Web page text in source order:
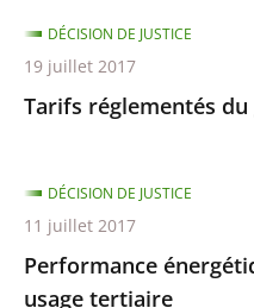
Tarifs réglementés
DÉCISION DE JUSTICE
19 juillet 2017
Performance
usage tertiaire
DÉCISION DE JUSTICE
11 juillet 2017